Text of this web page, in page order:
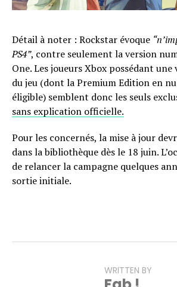
Détail à noter : Rockstar évoque
PS4”, contre seulement la version
One. Les joueurs Xbox possédant
du jeu (dont la Premium Edition en
éligible) semblent donc les seuls
sans explication officielle.
Pour les concernés, la mise à jour
dans la bibliothèque dès le 18 juin.
de relancer la campagne quelques
sortie initiale.
WRITTEN BY